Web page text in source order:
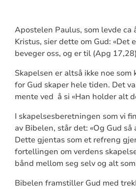
Apostelen Paulus, som levde
Kristus, sier dette om Gud: «Det
beveger oss, og er til (Apg
Skapelsen er altså ikke noe som
for Gud skaper hele tiden. Det
mente ved å si «Han holder alt
I skapelsesberetningen som vi
av Bibelen, står det: «Og Gud
Dette gjentas som et refreng
fortellingen om verdens
bånd mellom seg selv og alt
Bibelen framstiller Gud med